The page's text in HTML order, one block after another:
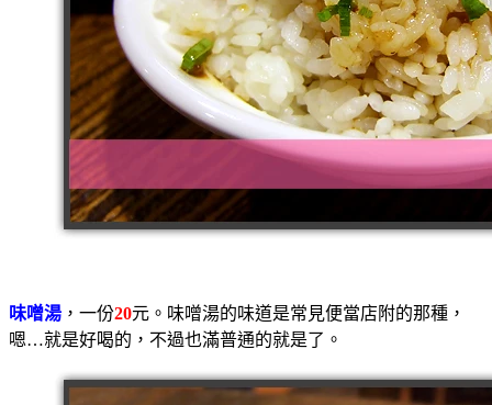
味噌湯 ，一份20元。味噌湯的味道是常見便當店附的那種，
嗯…就是好喝的，不過也滿普通的就是了。